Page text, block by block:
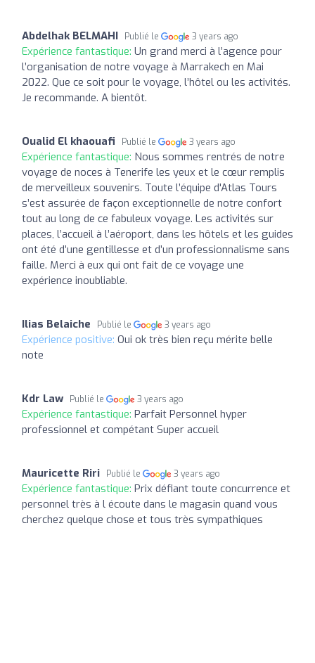
Abdelhak BELMAHI Publié le 3 years ago
Expérience fantastique: Un grand merci à l’agence pour
l’organisation de notre voyage à Marrakech en Mai
2022. Que ce soit pour le voyage, l’hôtel ou les activités.
Je recommande. A bientôt.
Oualid El khaouafi Publié le 3 years ago
Expérience fantastique: Nous sommes rentrés de notre
voyage de noces à Tenerife les yeux et le cœur remplis
de merveilleux souvenirs. Toute l’équipe d'Atlas Tours
s’est assurée de façon exceptionnelle de notre confort
tout au long de ce fabuleux voyage. Les activités sur
places, l’accueil à l’aéroport, dans les hôtels et les guides
ont été d’une gentillesse et d’un professionnalisme sans
faille. Merci à eux qui ont fait de ce voyage une
expérience inoubliable.
Ilias Belaiche Publié le 3 years ago
Expérience positive: Oui ok très bien reçu mérite belle
note
Kdr Law Publié le 3 years ago
Expérience fantastique: Parfait Personnel hyper
professionnel et compétant Super accueil
Mauricette Riri Publié le 3 years ago
Expérience fantastique: Prix défiant toute concurrence et
personnel très à l écoute dans le magasin quand vous
cherchez quelque chose et tous très sympathiques